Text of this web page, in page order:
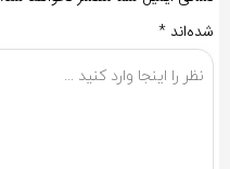
شده‌اند *